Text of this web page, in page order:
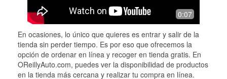
0:07
En ocasiones, lo único que quieres es entrar y salir de la
tienda sin perder tiempo. Es por eso que ofrecemos la
opción de ordenar en línea y recoger en tienda gratis. En
OReillyAuto.com, puedes ver la disponibilidad de productos
en la tienda más cercana y realizar tu compra en línea.